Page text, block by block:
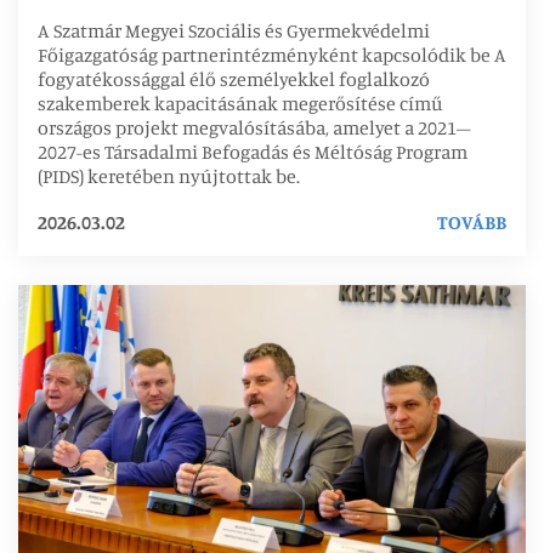
A Szatmár Megyei Szociális és Gyermekvédelmi
Főigazgatóság partnerintézményként kapcsolódik be A
fogyatékossággal élő személyekkel foglalkozó
szakemberek kapacitásának megerősítése című
országos projekt megvalósításába, amelyet a 2021–
2027-es Társadalmi Befogadás és Méltóság Program
(PIDS) keretében nyújtottak be.
2026.03.02
TOVÁBB